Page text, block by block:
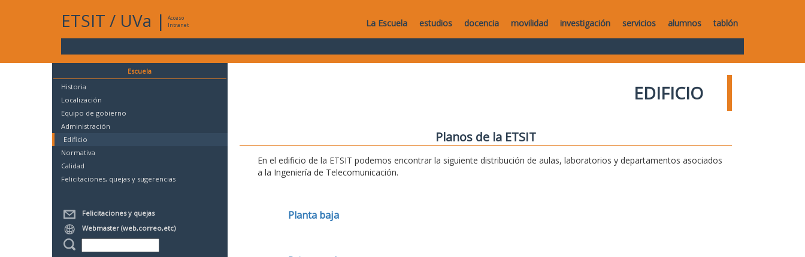
ETSIT / UVa |
Acceso
Intranet
La Escuela estudios docencia movilidad investigación servicios alumnos tablón
Escuela
Historia
Localización
Equipo de gobierno
Administración
Edificio
Normativa
Calidad
Felicitaciones, quejas y sugerencias
Felicitaciones y quejas
Webmaster (web,correo,etc)
EDIFICIO
Planos de la ETSIT
En el edificio de la ETSIT podemos encontrar la siguiente distribución de aulas, laboratorios y departamentos asociados
a la Ingeniería de Telecomunicación.
Planta baja